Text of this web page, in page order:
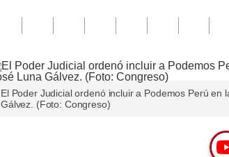
El Poder Judicial ordenó incluir a Podemos Perú en
Gálvez. (Foto: Congreso)